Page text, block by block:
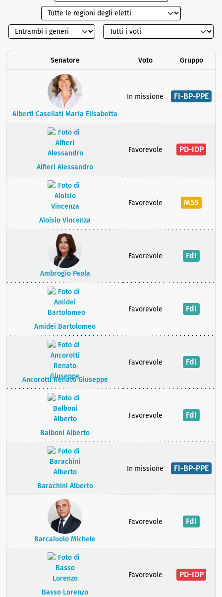
Senatore Voto Gruppo
Alberti Casellati Maria Elisabetta
In missione FI-BP-PPE
Alfieri Alessandro
Favorevole PD-IDP
Aloisio Vincenza
Favorevole M5S
Ambrogio Paola
Favorevole FdI
Amidei Bartolomeo
Favorevole FdI
Ancorotti Renato Giuseppe
Favorevole FdI
Balboni Alberto
Favorevole FdI
Barachini Alberto
In missione FI-BP-PPE
Barcaiuolo Michele
Favorevole FdI
Basso Lorenzo
Favorevole PD-IDP